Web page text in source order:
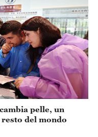
pelle, un
resto del mondo